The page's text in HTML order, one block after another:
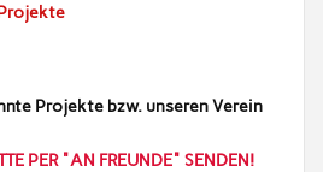
Projekte bzw. unseren Verein
PER "AN FREUNDE" SENDEN!